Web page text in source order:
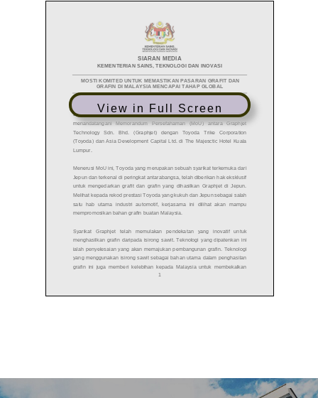
View in Full Screen